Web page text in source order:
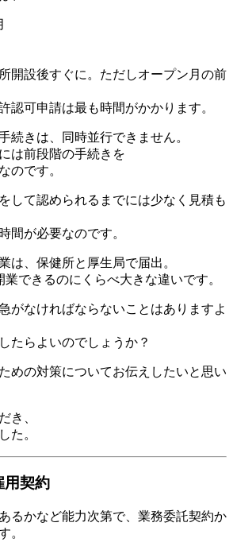
開設後すぐに。ただしオープン月の前
認可申請は最も時間がかかります。
続きは、同時並行できません。
は前段階の手続きを
のです。
して認められるまでには少なく見積も
間が必要なのです。
は、保健所と厚生局で届出。
できるのにくらべ大きな違いです。
がなければならないことはありますよ
たらよいのでしょうか？
めの対策についてお伝えしたいと思い
き、
た。
用契約
るかなど能力次第で、業務委託契約か
。